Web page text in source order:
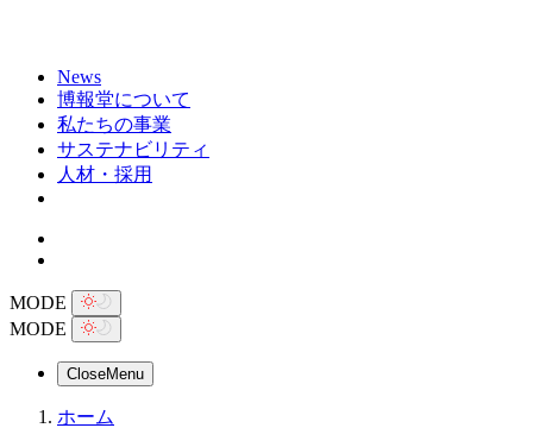
News
博報堂について
私たちの事業
サステナビリティ
人材・採用
MODE
MODE
CloseMenu
ホーム